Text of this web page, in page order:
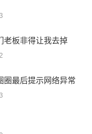
老板非得让我去掉
圈最后提示网络异常